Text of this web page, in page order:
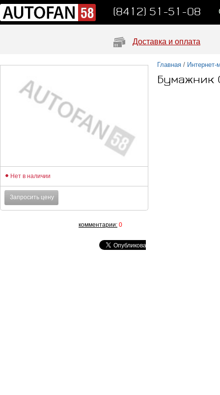
(8412) 51-51-08
Доставка и оплата
Главная / Интернет-
Бумажник
Нет в наличии
Запросить цену
комментарии: 0